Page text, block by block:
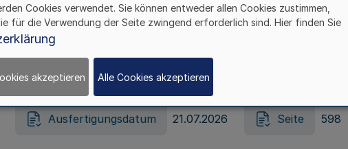
Ausfertigungsdatum 21.07.2026 Seite 595
Gesetz zur Änderung des Online-Casinospiel
Ausfertigungsdatum 21.07.2026 Seite 598
Cookies verwendet. Sie können entweder allen Cookies zustimmen,
für die Verwendung der Seite zwingend erforderlich sind. Hier finden Sie
akzeptieren Alle Cookies akzeptieren